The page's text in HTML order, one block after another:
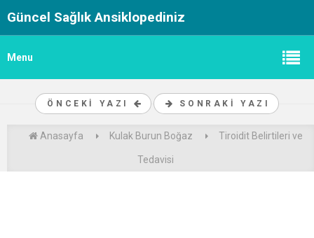
Güncel Sağlık Ansiklopediniz
Menu
ÖNCEKI YAZI SONRAKI YAZI
Anasayfa Kulak Burun Boğaz Tiroidit Belirtileri ve
Tedavisi